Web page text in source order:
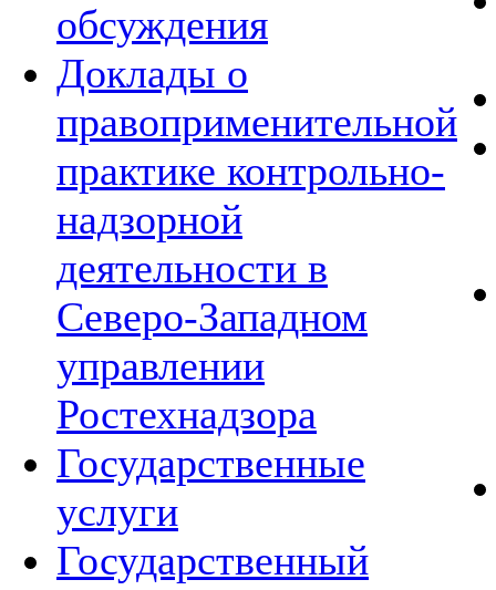
обсуждения
Доклады о
правоприменительной
практике контрольно-
надзорной
деятельности в
Северо-Западном
управлении
Ростехнадзора
Государственные
услуги
Государственный